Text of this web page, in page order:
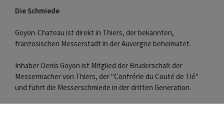
Die Schmiede
Goyon-Chazeau ist direkt in Thiers, der bekannten,
französischen Messerstadt in der Auvergne beheimatet.
Inhaber Denis Goyon ist Mitglied der Bruderschaft der
Messermacher von Thiers, der "Confrérie du Couté de Tié"
und führt die Messerschmiede in der dritten Generation.